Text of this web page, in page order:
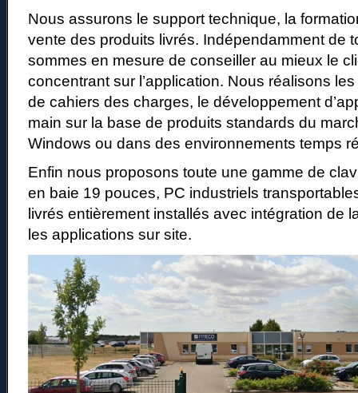
Nous assurons le support technique, la
vente des produits livrés. Indépendamment de
sommes en mesure de conseiller au mieux le
concentrant sur l’application. Nous réalisons
de cahiers des charges, le développement
main sur la base de produits standards du
Windows ou dans des environnements temps
Enfin nous proposons toute une gamme de
en baie 19 pouces, PC industriels
livrés entièrement installés avec intégration de
les applications sur site.